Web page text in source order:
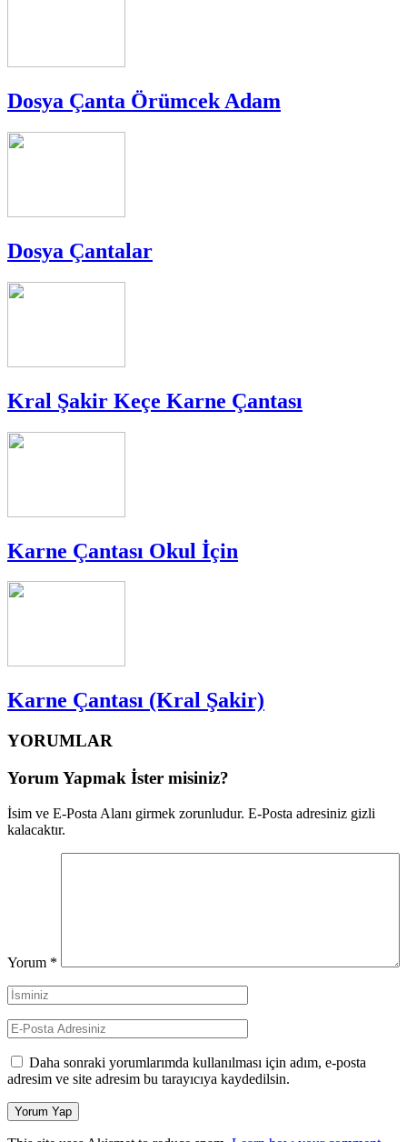
Dosya Çanta Örümcek Adam
Dosya Çantalar
Kral Şakir Keçe Karne Çantası
Karne Çantası Okul İçin
Karne Çantası (Kral Şakir)
YORUMLAR
Yorum Yapmak İster misiniz?
İsim ve E-Posta Alanı girmek zorunludur. E-Posta adresiniz gizli
kalacaktır.
Yorum *
Daha sonraki yorumlarımda kullanılması için adım, e-posta
adresim ve site adresim bu tarayıcıya kaydedilsin.